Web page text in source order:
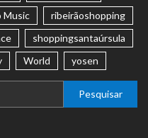
Music
ribeirãoshopping
shoppingsantaúrsula
World yosen